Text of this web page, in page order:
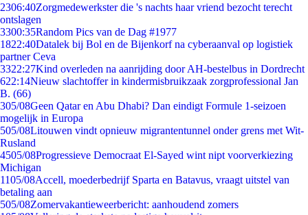
2306:40Zorgmedewerkster die 's nachts haar vriend bezocht terecht
ontslagen
3300:35Random Pics van de Dag #1977
1822:40Datalek bij Bol en de Bijenkorf na cyberaanval op logistiek
partner Ceva
3322:27Kind overleden na aanrijding door AH-bestelbus in Dordrecht
622:14Nieuw slachtoffer in kindermisbruikzaak zorgprofessional Jan
B. (66)
305/08Geen Qatar en Abu Dhabi? Dan eindigt Formule 1-seizoen
mogelijk in Europa
505/08Litouwen vindt opnieuw migrantentunnel onder grens met Wit-
Rusland
4505/08Progressieve Democraat El-Sayed wint nipt voorverkiezing
Michigan
1105/08Accell, moederbedrijf Sparta en Batavus, vraagt uitstel van
betaling aan
505/08Zomervakantieweerbericht: aanhoudend zomers